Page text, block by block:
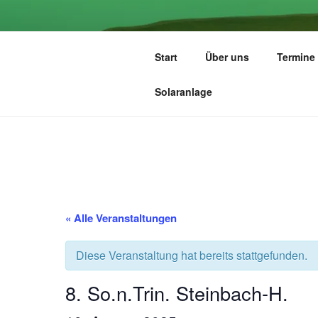
Start Über uns Termine
Solaranlage
« Alle Veranstaltungen
Diese Veranstaltung hat bereits stattgefunden.
8. So.n.Trin. Steinbach-H.